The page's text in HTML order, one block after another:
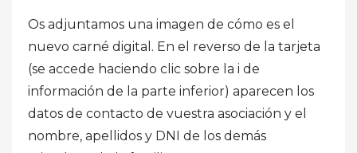
Os adjuntamos una imagen de cómo es el
nuevo carné digital. En el reverso de la tarjeta
(se accede haciendo clic sobre la i de
información de la parte inferior) aparecen los
datos de contacto de vuestra asociación y el
nombre, apellidos y DNI de los demás